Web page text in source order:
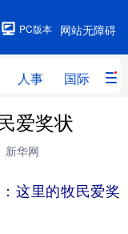
网站无障碍
PC版本
人事 国际 财
人事
教育
爱奖状
新华网
这里的牧民爱奖